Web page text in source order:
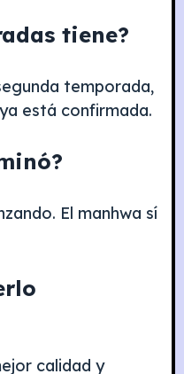
tiene?
temporada,
está confirmada.
El manhwa sí
calidad y